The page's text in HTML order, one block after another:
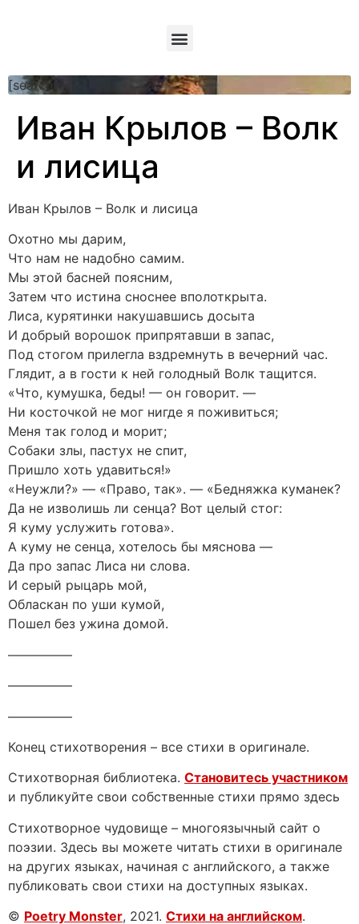
[searchform]
Иван Крылов – Волк
и лисица
Иван Крылов – Волк и лисица
Охотно мы дарим,
Что нам не надобно самим.
Мы этой басней поясним,
Затем что истина сноснее вполоткрыта.
Лиса, курятинки накушавшись досыта
И добрый ворошок припрятавши в запас,
Под стогом прилегла вздремнуть в вечерний час.
Глядит, а в гости к ней голодный Волк тащится.
«Что, кумушка, беды! — он говорит. —
Ни косточкой не мог нигде я поживиться;
Меня так голод и морит;
Собаки злы, пастух не спит,
Пришло хоть удавиться!»
«Неужли?» — «Право, так». — «Бедняжка куманек?
Да не изволишь ли сенца? Вот целый стог:
Я куму услужить готова».
А куму не сенца, хотелось бы мяснова —
Да про запас Лиса ни слова.
И серый рыцарь мой,
Обласкан по уши кумой,
Пошел без ужина домой.
—————
—————
—————
Конец стихотворения – все стихи в оригинале.
Стихотворная библиотека. Становитесь участником
и публикуйте свои собственные стихи прямо здесь
Стихотворное чудовище – многоязычный сайт о
поэзии. Здесь вы можете читать стихи в оригинале
на других языках, начиная с английского, а также
публиковать свои стихи на доступных языках.
© Poetry Monster, 2021. Стихи на английском.